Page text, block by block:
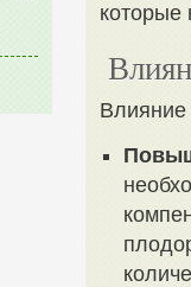
которые
Влияние